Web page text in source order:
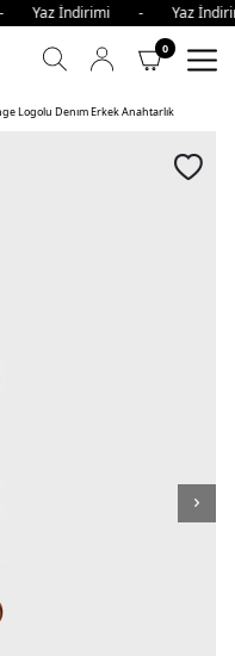
İndirimi -
0
Logolu Denım Erkek Anahtarlık